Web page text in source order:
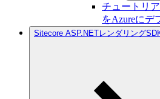
チュートリ
をAzureにデ
Sitecore ASP.NETレンダリング